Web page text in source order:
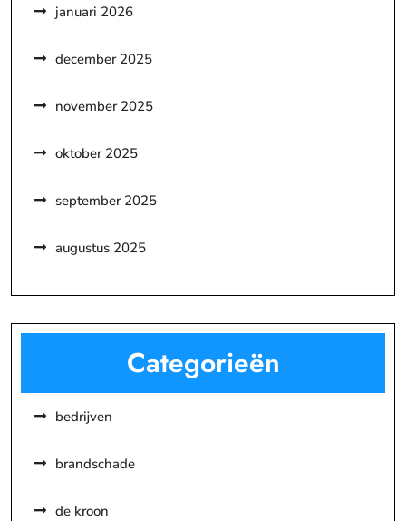
januari 2026
december 2025
november 2025
oktober 2025
september 2025
augustus 2025
Categorieën
bedrijven
brandschade
de kroon